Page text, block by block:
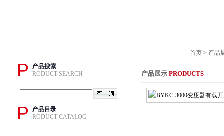
首页 > 产品
产品展示 PRODUCTS
P
产品搜索
RODUCT SEARCH
P
产品目录
RODUCT CATALOG